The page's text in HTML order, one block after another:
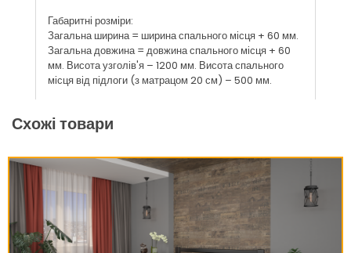
Габаритні розміри:
Загальна ширина = ширина спального місця + 60 мм.
Загальна довжина = довжина спального місця + 60
мм. Висота узголів'я – 1200 мм. Висота спального
місця від підлоги (з матрацом 20 см) – 500 мм.
Схожі товари